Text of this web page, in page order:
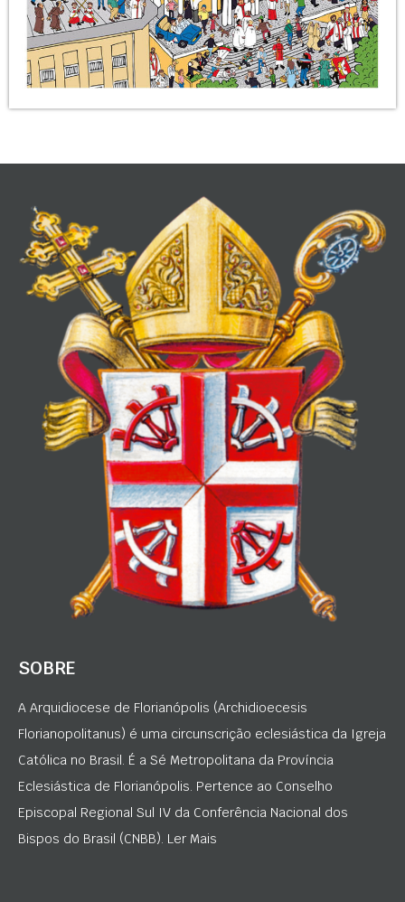
SOBRE
A Arquidiocese de Florianópolis (Archidioecesis
Florianopolitanus) é uma circunscrição eclesiástica da Igreja
Católica no Brasil. É a Sé Metropolitana da Província
Eclesiástica de Florianópolis. Pertence ao Conselho
Episcopal Regional Sul IV da Conferência Nacional dos
Bispos do Brasil (CNBB). Ler Mais